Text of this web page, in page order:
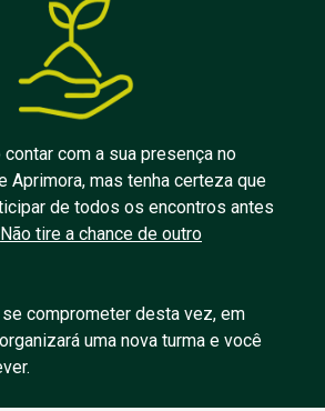
com a sua presença no
Aprimora, mas tenha certeza que
de todos os encontros antes
Não tire a chance de outro
comprometer desta vez, em
uma nova turma e você